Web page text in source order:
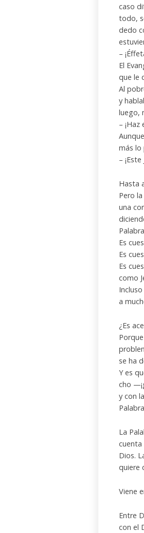
caso
todo,
dedo
–
El
que le
Al
y
luego,
–
más lo
–
Hasta
Pero
una
Es
Es
Es
como
a
¿Es
se ha
Y es
cho
y con
La
cuenta
Dios.
quiere
Viene
Entre
con el